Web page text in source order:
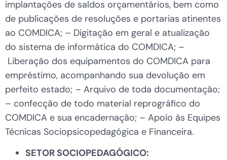
implantações de saldos orçamentários, bem como
de publicações de resoluções e portarias atinentes
ao COMDICA; – Digitação em geral e atualização
do sistema de informática do COMDICA; –
Liberação dos equipamentos do COMDICA para
empréstimo, acompanhando sua devolução em
perfeito estado; – Arquivo de toda documentação;
– confecção de todo material reprográfico do
COMDICA e sua encadernação; – Apoio às Equipes
Técnicas Sociopsicopedagógica e Financeira.
SETOR SOCIOPEDAGÓGICO: